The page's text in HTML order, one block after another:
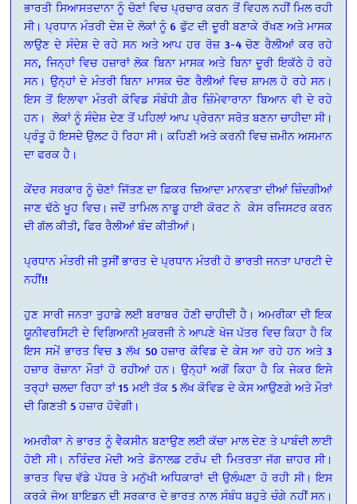
ਭਾਰਤੀ ਸਿਆਸਤਦਾਨਾ ਨੂੰ ਚੋਣਾਂ ਵਿਚ ਪ੍ਰਚਾਰ ਕਰਨ ਤੋਂ ਵਿਹਲ ਨਹੀਂ ਮਿਲ ਰਹੀ
ਸੀ। ਪ੍ਰਧਾਨ ਮੰਤਰੀ ਦੇਸ਼ ਦੇ ਲੋਕਾਂ ਨੂੰ 6 ਫੁੱਟ ਦੀ ਦੂਰੀ ਬਣਾਕੇ ਰੱਖਣ ਅਤੇ ਮਾਸਕ
ਲਾਉਣ ਦੇ ਸੰਦੇਸ਼ ਦੇ ਰਹੇ ਸਨ ਅਤੇ ਆਪ ਹਰ ਰੋਜ਼ 3-4 ਚੋਣ ਰੈਲੀਆਂ ਕਰ ਰਹੇ
ਸਨ, ਜਿਨ੍ਹਾਂ ਵਿਚ ਹਜ਼ਾਰਾਂ ਲੋਕ ਬਿਨਾ ਮਾਸਕ ਅਤੇ ਬਿਨਾ ਦੂਰੀ ਇਕੱਠੇ ਹੋ ਰਹੇ
ਸਨ। ਉਨ੍ਹਾਂ ਦੇ ਮੰਤਰੀ ਬਿਨਾ ਮਾਸਕ ਚੋਣ ਰੈਲੀਆਂ ਵਿਚ ਸ਼ਾਮਲ ਹੋ ਰਹੇ ਸਨ।
ਇਸ ਤੋਂ ਇਲਾਵਾ ਮੰਤਰੀ ਕੋਵਿਡ ਸੰਬੰਧੀ ਗ਼ੈਰ ਜ਼ਿੰਮੇਵਾਰਾਨਾ ਬਿਆਨ ਵੀ ਦੇ ਰਹੇ
ਹਨ। ਲੋਕਾਂ ਨੂੰ ਸੰਦੇਸ਼ ਦੇਣ ਤੋਂ ਪਹਿਲਾਂ ਆਪ ਪ੍ਰੇਰਨਾ ਸਰੋਤ ਬਣਨਾ ਚਾਹੀਦਾ ਸੀ।
ਪ੍ਰੰਤੂ ਹੋ ਇਸਦੇ ਉਲਟ ਹੋ ਰਿਹਾ ਸੀ। ਕਹਿਣੀ ਅਤੇ ਕਰਨੀ ਵਿਚ ਜ਼ਮੀਨ ਅਸਮਾਨ
ਦਾ ਫਰਕ ਹੈ।
ਕੇਂਦਰ ਸਰਕਾਰ ਨੂੰ ਚੋਣਾਂ ਜਿੱਤਣ ਦਾ ਫ਼ਿਕਰ ਜ਼ਿਆਦਾ ਮਾਨਵਤਾ ਦੀਆਂ ਜ਼ਿੰਦਗੀਆਂ
ਜਾਣ ਢੱਠੇ ਖੂਹ ਵਿਚ। ਜਦੋਂ ਤਾਮਿਲ ਨਾਡੂ ਹਾਈ ਕੋਰਟ ਨੇ ਕੇਸ ਰਜਿਸਟਰ ਕਰਨ
ਦੀ ਗੱਲ ਕੀਤੀ, ਫਿਰ ਰੈਲੀਆਂ ਬੰਦ ਕੀਤੀਆਂ।
ਪ੍ਰਧਾਨ ਮੰਤਰੀ ਜੀ ਤੁਸੀਂ ਭਾਰਤ ਦੇ ਪ੍ਰਧਾਨ ਮੰਤਰੀ ਹੋ ਭਾਰਤੀ ਜਨਤਾ ਪਾਰਟੀ ਦੇ
ਨਹੀਂ!!
ਹੁਣ ਸਾਰੀ ਜਨਤਾ ਤੁਹਾਡੇ ਲਈ ਬਰਾਬਰ ਹੋਣੀ ਚਾਹੀਦੀ ਹੈ। ਅਮਰੀਕਾ ਦੀ ਇਕ
ਯੂਨੀਵਰਸਿਟੀ ਦੇ ਵਿਗਿਆਨੀ ਮੁਕਰਜੀ ਨੇ ਆਪਣੇ ਖੋਜ ਪੱਤਰ ਵਿਚ ਕਿਹਾ ਹੈ ਕਿ
ਇਸ ਸਮੇਂ ਭਾਰਤ ਵਿਚ 3 ਲੱਖ 50 ਹਜ਼ਾਰ ਕੋਵਿਡ ਦੇ ਕੇਸ ਆ ਰਹੇ ਹਨ ਅਤੇ 3
ਹਜ਼ਾਰ ਰੋਜ਼ਾਨਾ ਮੌਤਾਂ ਹੋ ਰਹੀਆਂ ਹਨ। ਉਨ੍ਹਾਂ ਅਗੋਂ ਕਿਹਾ ਹੈ ਕਿ ਜੇਕਰ ਇਸੇ
ਤਰ੍ਹਾਂ ਚਲਦਾ ਰਿਹਾ ਤਾਂ 15 ਮਈ ਤੱਕ 5 ਲੱਖ ਕੋਵਿਡ ਦੇ ਕੇਸ ਆਉਣਗੇ ਅਤੇ ਮੌਤਾਂ
ਦੀ ਗਿਣਤੀ 5 ਹਜ਼ਾਰ ਹੋਵੇਗੀ।
ਅਮਰੀਕਾ ਨੇ ਭਾਰਤ ਨੂੰ ਵੈਕਸੀਨ ਬਣਾਉਣ ਲਈ ਕੱਚਾ ਮਾਲ ਦੇਣ ਤੇ ਪਾਬੰਦੀ ਲਾਈ
ਹੋਈ ਸੀ। ਨਰਿੰਦਰ ਮੋਦੀ ਅਤੇ ਡੋਨਾਲਡ ਟਰੰਪ ਦੀ ਮਿਤਰਤਾ ਜੱਗ ਜ਼ਾਹਰ ਸੀ।
ਭਾਰਤ ਵਿਚ ਵੱਡੇ ਪੱਧਰ ਤੇ ਮਨੁੱਖੀ ਅਧਿਕਾਰਾਂ ਦੀ ਉਲੰਘਣਾ ਹੋ ਰਹੀ ਸੀ। ਇਸ
ਕਰਕੇ ਜੋਅ ਬਾਇਡਨ ਦੀ ਸਰਕਾਰ ਦੇ ਭਾਰਤ ਨਾਲ ਸੰਬੰਧ ਬਹੁਤੇ ਚੰਗੇ ਨਹੀਂ ਸਨ।